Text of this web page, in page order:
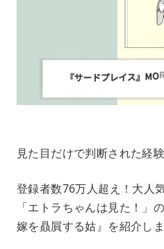
見た目だけで判断された経
登録者数76万人超え！大人
「エトラちゃんは見た！」
嫁を贔屓する姑』を紹介しま